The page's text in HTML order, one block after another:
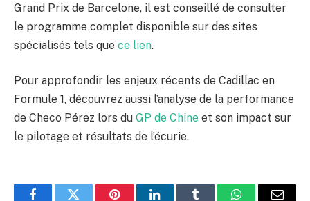
Grand Prix de Barcelone, il est conseillé de consulter
le programme complet disponible sur des sites
spécialisés tels que ce lien.
Pour approfondir les enjeux récents de Cadillac en
Formule 1, découvrez aussi l’analyse de la performance
de Checo Pérez lors du GP de Chine et son impact sur
le pilotage et résultats de l’écurie.